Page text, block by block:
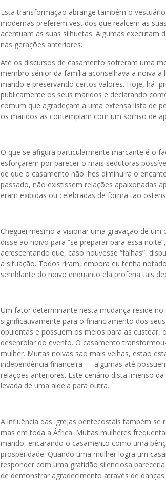
Esta transformação abrange também o
modernas preferem vestidos que realcem as
acentuam as suas silhuetas. Algumas executam
nas gerações anteriores.
Até os discursos de casamento sofreram uma
membro sénior da família aconselhava a noiva
marido e preservando certos valores. Hoje, há
publicamente os seus maridos e declarando
comum que agradeçam a uma extensa lista de
os maridos as contemplam com um sorriso de
O que se afigura particularmente marcante é o
esforçarem por parecer o mais sedutoras
de que o casamento não lhes diminuirá o
passado, não existissem relações apaixonadas
eram exibidas ou celebradas de forma tão
Cheguei mesmo a visionar uma gravação de
disse ao noivo para “se preparar para essa
acrescentando que, caso houvesse “falhas”,
a situação. Todos riram, embora eu tenha
semblante do noivo enquanto ela proferia tais
Um fator determinante nesta mudança reside
significativamente para o financiamento dos
opulentas e possuem os meios para as custear,
desenrolar do evento. O casamento
mulher. Muitas noivas são mais velhas, estão
independência financeira — algumas até
relações anteriores. Este cenário dista imenso
levada de uma aldeia para outra.
A influência das igrejas pentecostais também se
mas em toda a África. Muitas mulheres
marido, encarando o casamento como uma
prosperidade. Quando uma mulher logra um
responder com uma gratidão silenciosa
de demonstrar agradecimento através de